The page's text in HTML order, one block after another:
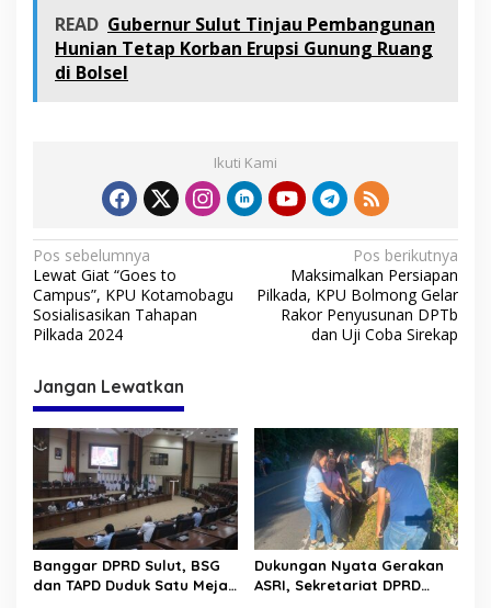
READ Gubernur Sulut Tinjau Pembangunan
Hunian Tetap Korban Erupsi Gunung Ruang
di Bolsel
Ikuti Kami
N
a
v
g
a
s
i
p
o
s
Pos sebelumnya
Lewat Giat “Goes to
Campus”, KPU Kotamobagu
Sosialisasikan Tahapan
Pilkada 2024
Pos berikutnya
Maksimalkan Persiapan
Pilkada, KPU Bolmong Gelar
Rakor Penyusunan DPTb
dan Uji Coba Sirekap
Jangan Lewatkan
Banggar DPRD Sulut, BSG
dan TAPD Duduk Satu Meja.
Dukungan Nyata Gerakan
ASRI, Sekretariat DPRD